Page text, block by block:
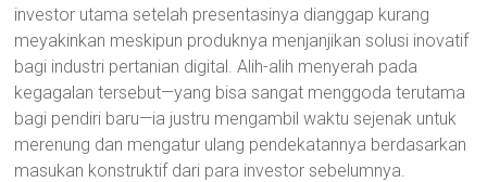
investor utama setelah presentasinya dianggap kurang
meyakinkan meskipun produknya menjanjikan solusi inovatif
bagi industri pertanian digital. Alih-alih menyerah pada
kegagalan tersebut—yang bisa sangat menggoda terutama
bagi pendiri baru—ia justru mengambil waktu sejenak untuk
merenung dan mengatur ulang pendekatannya berdasarkan
masukan konstruktif dari para investor sebelumnya.